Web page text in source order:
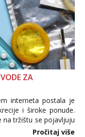
ZA
interneta postala je
i široke ponude.
na tržištu se pojavljuju
internetske
Pročitaj više